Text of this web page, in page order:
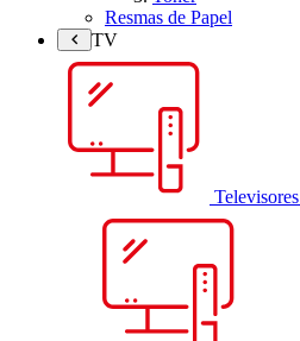
Resmas de Papel
TV
Televisores